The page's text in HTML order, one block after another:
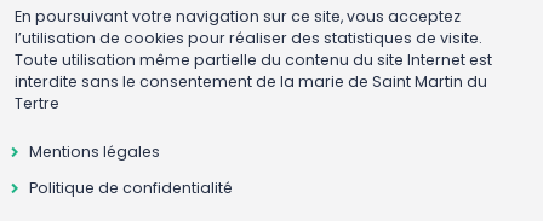
En poursuivant votre navigation sur ce site, vous acceptez
l’utilisation de cookies pour réaliser des statistiques de visite.
Toute utilisation même partielle du contenu du site Internet est
interdite sans le consentement de la marie de Saint Martin du
Tertre
Mentions légales
Politique de confidentialité